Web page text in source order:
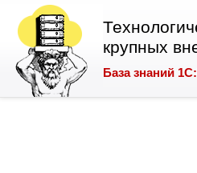
крупных
База знаний